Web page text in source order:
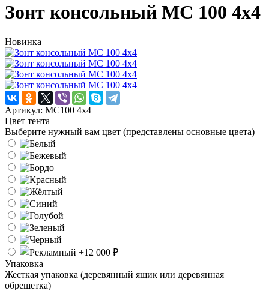
Зонт консольный МС 100 4х4
Новинка
Артикул: МС100 4х4
Цвет тента
Выберите нужный вам цвет (представлены основные цвета)
Упаковка
Жесткая упаковка (деревянный ящик или деревянная
обрешетка)